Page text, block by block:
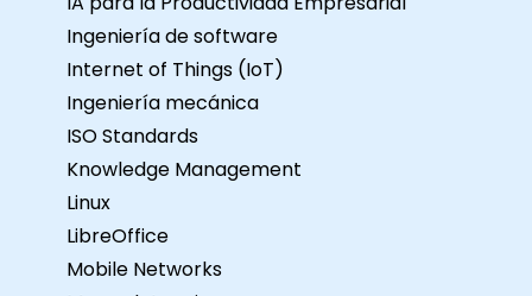
Ingeniería de software
Internet of Things (IoT)
Ingeniería mecánica
ISO Standards
Knowledge Management
Linux
LibreOffice
Mobile Networks